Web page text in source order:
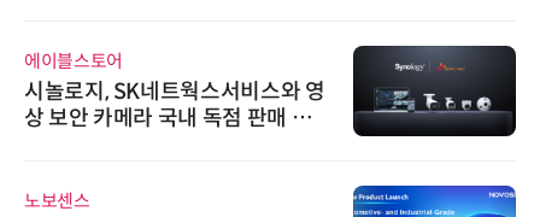
슈퍼솔루션, 2026 Next-Gen AI C
ooling Summit 성황리 성료